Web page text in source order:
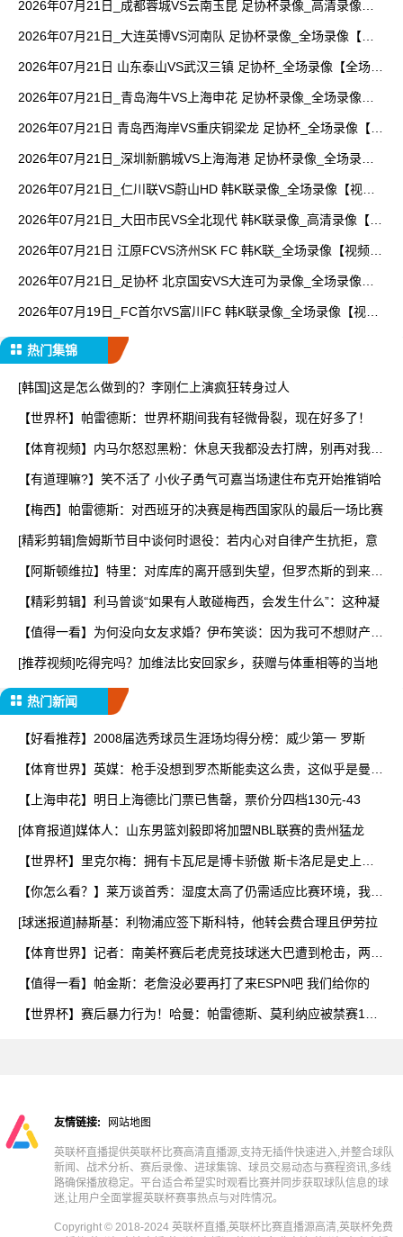
2026年07月21日_成都蓉城VS云南玉昆 足协杯录像_高清录像
2026年07月21日_大连英博VS河南队 足协杯录像_全场录像【视
2026年07月21日 山东泰山VS武汉三镇 足协杯_全场录像【全场回
2026年07月21日_青岛海牛VS上海申花 足协杯录像_全场录像
2026年07月21日 青岛西海岸VS重庆铜梁龙 足协杯_全场录像【视
2026年07月21日_深圳新鹏城VS上海海港 足协杯录像_全场录像
2026年07月21日_仁川联VS蔚山HD 韩K联录像_全场录像【视频
2026年07月21日_大田市民VS全北现代 韩K联录像_高清录像【全
2026年07月21日 江原FCVS济州SK FC 韩K联_全场录像【视频集
2026年07月21日_足协杯 北京国安VS大连可为录像_全场录像
2026年07月19日_FC首尔VS富川FC 韩K联录像_全场录像【视频
热门集锦
[韩国]这是怎么做到的？李刚仁上演疯狂转身过人
【世界杯】帕雷德斯：世界杯期间我有轻微骨裂，现在好多了！
【体育视频】内马尔怒怼黑粉：休息天我都没去打牌，别再对我指
【有道理嘛?】笑不活了 小伙子勇气可嘉当场逮住布克开始推销哈
【梅西】帕雷德斯：对西班牙的决赛是梅西国家队的最后一场比赛
[精彩剪辑]詹姆斯节目中谈何时退役：若内心对自律产生抗拒，意
【阿斯顿维拉】特里：对库库的离开感到失望，但罗杰斯的到来又
【精彩剪辑】利马曾谈“如果有人敢碰梅西，会发生什么”：这种凝
【值得一看】为何没向女友求婚？伊布笑谈：因为我可不想财产被
[推荐视频]吃得完吗？加维法比安回家乡，获赠与体重相等的当地
热门新闻
【好看推荐】2008届选秀球员生涯场均得分榜：威少第一 罗斯
【体育世界】英媒：枪手没想到罗杰斯能卖这么贵，这似乎是曼城
【上海申花】明日上海德比门票已售罄，票价分四档130元-43
[体育报道]媒体人：山东男篮刘毅即将加盟NBL联赛的贵州猛龙
【世界杯】里克尔梅：拥有卡瓦尼是博卡骄傲 斯卡洛尼是史上最
【你怎么看？】莱万谈首秀：湿度太高了仍需适应比赛环境，我还
[球迷报道]赫斯基：利物浦应签下斯科特，他转会费合理且伊劳拉
【体育世界】记者：南美杯赛后老虎竞技球迷大巴遭到枪击，两人
【值得一看】帕金斯：老詹没必要再打了来ESPN吧 我们给你的
【世界杯】赛后暴力行为！哈曼：帕雷德斯、莫利纳应被禁赛1
友情链接: 网站地图
英联杯直播提供英联杯比赛高清直播源,支持无插件快速进入,并整合球队
新闻、战术分析、赛后录像、进球集锦、球员交易动态与赛程资讯,多线
路确保播放稳定。平台适合希望实时观看比赛并同步获取球队信息的球
迷,让用户全面掌握英联杯赛事热点与对阵情况。
Copyright © 2018-2024 英联杯直播,英联杯比赛直播源高清,英联杯免费